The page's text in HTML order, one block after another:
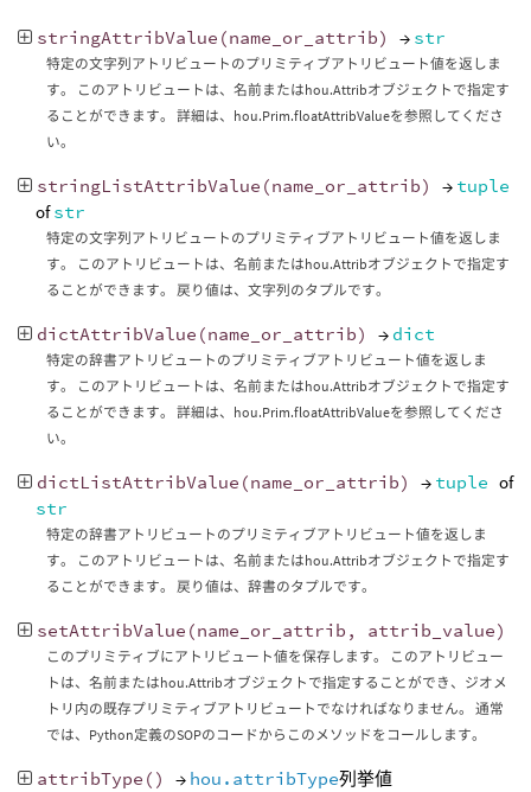
stringAttribValue (name_or_attrib) → str
特定の文字列アトリビュートのプリミティブアトリビュート値を返しま
す。 このアトリビュートは、名前またはhou.Attribオブジェクトで指定す
ることができます。 詳細は、hou.Prim.floatAttribValueを参照してくださ
い。
stringListAttribValue (name_or_attrib) → tuple
ofstr
特定の文字列アトリビュートのプリミティブアトリビュート値を返しま
す。 このアトリビュートは、名前またはhou.Attribオブジェクトで指定す
ることができます。 戻り値は、文字列のタプルです。
dictAttribValue (name_or_attrib) → dict
特定の辞書アトリビュートのプリミティブアトリビュート値を返しま
す。 このアトリビュートは、名前またはhou.Attribオブジェクトで指定す
ることができます。 詳細は、hou.Prim.floatAttribValueを参照してくださ
い。
dictListAttribValue (name_or_attrib) → tuple of
str
特定の辞書アトリビュートのプリミティブアトリビュート値を返しま
す。 このアトリビュートは、名前またはhou.Attribオブジェクトで指定す
ることができます。 戻り値は、辞書のタプルです。
setAttribValue (name_or_attrib , attrib_value)
このプリミティブにアトリビュート値を保存します。 このアトリビュー
トは、名前またはhou.Attribオブジェクトで指定することができ、ジオメ
トリ内の既存プリミティブアトリビュートでなければなりません。 通常
では、Python定義のSOPのコードからこのメソッドをコールします。
attribType () → hou.attribType列挙値